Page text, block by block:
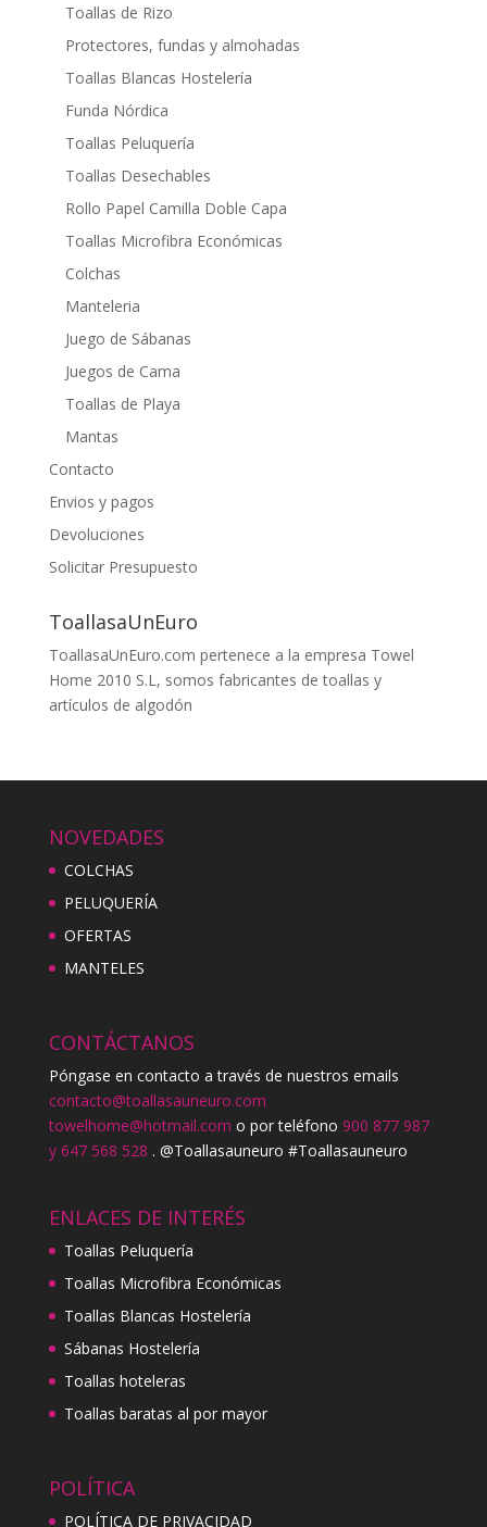
Toallas de Rizo
Protectores, fundas y almohadas
Toallas Blancas Hostelería
Funda Nórdica
Toallas Peluquería
Toallas Desechables
Rollo Papel Camilla Doble Capa
Toallas Microfibra Económicas
Colchas
Manteleria
Juego de Sábanas
Juegos de Cama
Toallas de Playa
Mantas
Contacto
Envios y pagos
Devoluciones
Solicitar Presupuesto
ToallasaUnEuro
ToallasaUnEuro.com pertenece a la empresa Towel
Home 2010 S.L, somos fabricantes de toallas y
artículos de algodón
NOVEDADES
COLCHAS
PELUQUERÍA
OFERTAS
MANTELES
CONTÁCTANOS
Póngase en contacto a través de nuestros emails
contacto@toallasauneuro.com
towelhome@hotmail.com o por teléfono 900 877 987
y 647 568 528 . @Toallasauneuro #Toallasauneuro
ENLACES DE INTERÉS
Toallas Peluquería
Toallas Microfibra Económicas
Toallas Blancas Hostelería
Sábanas Hostelería
Toallas hoteleras
Toallas baratas al por mayor
POLÍTICA
POLÍTICA DE PRIVACIDAD